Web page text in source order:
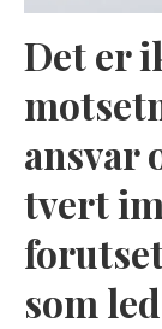
Det er
ansvar
tvert
som